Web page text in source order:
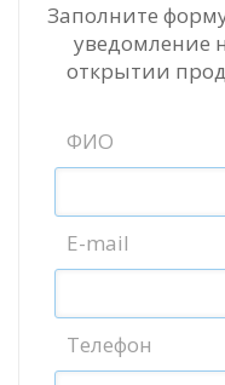
Заполните
уведомление
открытии
ФИО
E-mail
Телефон